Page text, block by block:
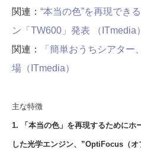
関連： “本当の色”を再現でき
ン「TW600」発表 （ITmedia）
関連：
「簡単おうちシアタ
場（ITmedia）
主な特徴
1. 「本当の色」を再現するためにホ
した光学エンジン、”OptiFocus（